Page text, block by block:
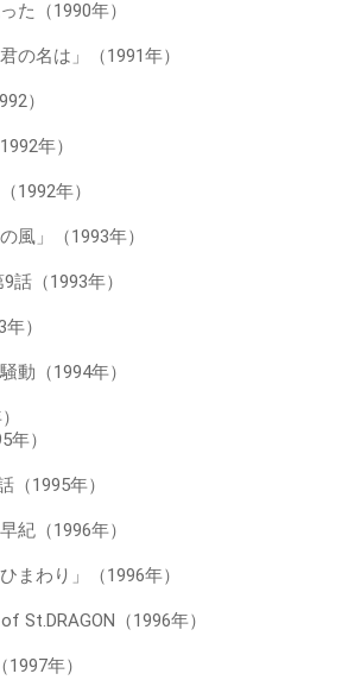
た（1990年）
の名は」（1991年）
）
年）
1992年）
風」（1993年）
話（1993年）
）
動（1994年）
）
（1995年）
紀（1996年）
まわり」（1996年）
St.DRAGON（1996年）
年）